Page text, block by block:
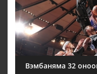
Вэмбаняма 32